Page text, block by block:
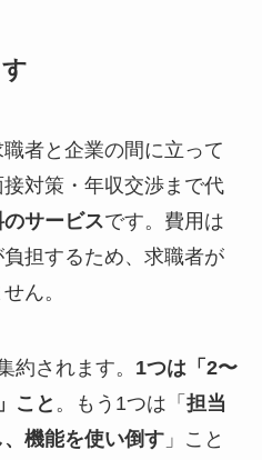
者と企業の間に立って
対策・年収交渉まで代
サービスです。費用は
担するため、求職者が
ん。
約されます。 1つは「2〜
こと 。もう1つは「 担当
機能を使い倒す」こと